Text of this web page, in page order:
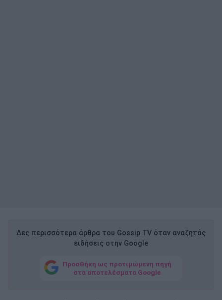
Δες περισσότερα άρθρα του Gossip TV όταν αναζητάς
ειδήσεις στην Google
Προσθήκη ως προτιμώμενη πηγή
στα αποτελέσματα Google